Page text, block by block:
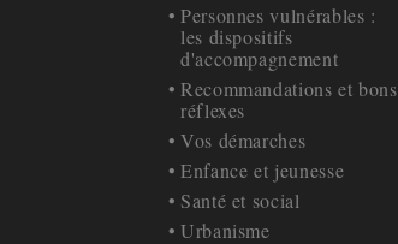
Personnes vulnérables :
les dispositifs
d'accompagnement
Recommandations et bons
réflexes
Vos démarches
Enfance et jeunesse
Santé et social
Urbanisme